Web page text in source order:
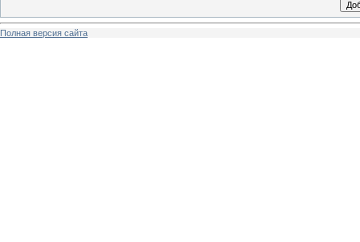
Полная версия сайта